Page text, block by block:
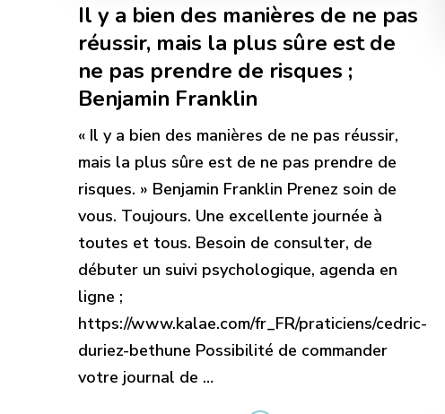
Il y a bien des manières de ne pas
réussir, mais la plus sûre est de
ne pas prendre de risques ;
Benjamin Franklin
« Il y a bien des manières de ne pas réussir,
mais la plus sûre est de ne pas prendre de
risques. » Benjamin Franklin Prenez soin de
vous. Toujours. Une excellente journée à
toutes et tous. Besoin de consulter, de
débuter un suivi psychologique, agenda en
ligne ;
https://www.kalae.com/fr_FR/praticiens/cedric-
duriez-bethune Possibilité de commander
votre journal de …